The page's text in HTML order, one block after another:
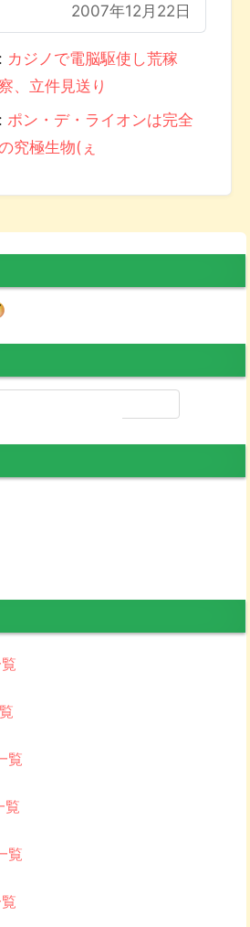
2007年12月22日
カジノで電脳駆使し荒稼
、立件見送り
ポン・デ・ライオンは完全
究極生物(ぇ
覧
覧
覧